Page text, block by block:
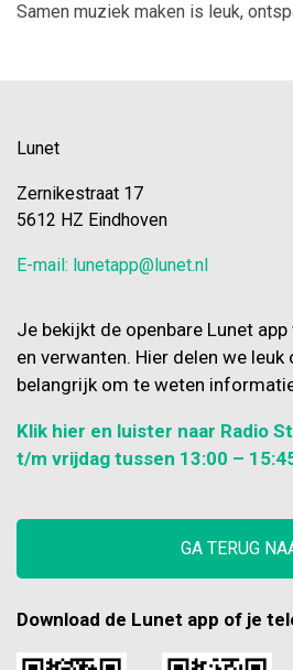
Samen muziek maken is leuk,
Lunet
Zernikestraat 17
5612 HZ Eindhoven
E-mail: lunetapp@lunet.nl
Je bekijkt de openbare Lunet
en verwanten. Hier delen we leuk
belangrijk om te weten
Klik hier en luister naar Radio
t/m vrijdag tussen 13:00 –
GA TERUG
Download de Lunet app of je